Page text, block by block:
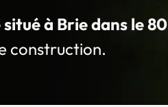
à Brie dans le 80
construction.